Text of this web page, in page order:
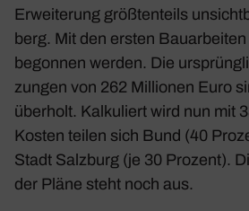
Erwei­te­rung größ­ten­teils
berg. Mit den ersten
begonnen werden. Die
zungen von 262 Millionen Euro
über­holt. Kalku­liert wird nun mit
Kosten teilen sich Bund (40
Stadt Salz­burg (je 30 Prozent).
der Pläne steht noch aus.